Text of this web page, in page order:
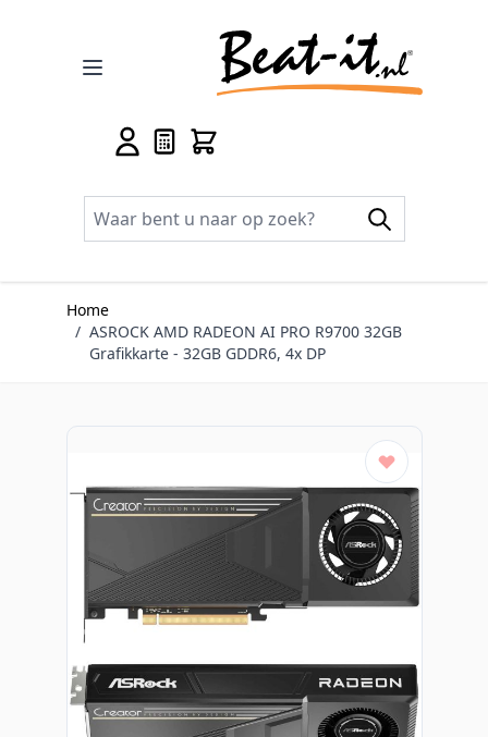
Home
/ ASROCK AMD RADEON AI PRO R9700 32GB
Grafikkarte - 32GB GDDR6, 4x DP